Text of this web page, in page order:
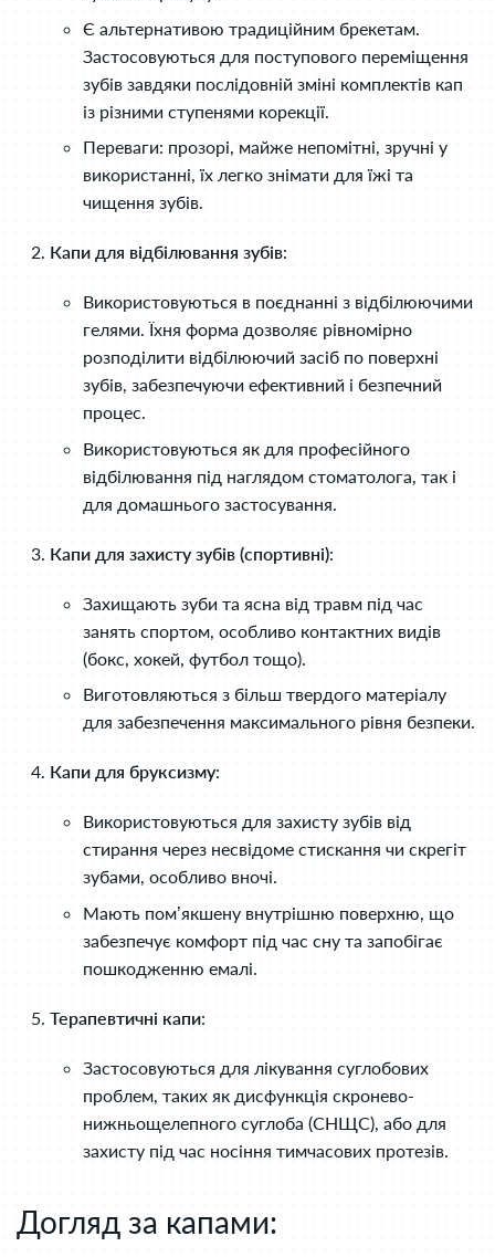
Є альтернативою традиційним брекетам.
Застосовуються для поступового переміщення
зубів завдяки послідовній зміні комплектів кап
із різними ступенями корекції.
Переваги: прозорі, майже непомітні, зручні у
використанні, їх легко знімати для їжі та
чищення зубів.
Капи для відбілювання зубів:
Використовуються в поєднанні з відбілюючими
гелями. Їхня форма дозволяє рівномірно
розподілити відбілюючий засіб по поверхні
зубів, забезпечуючи ефективний і безпечний
процес.
Використовуються як для професійного
відбілювання під наглядом стоматолога, так і
для домашнього застосування.
Капи для захисту зубів (спортивні):
Захищають зуби та ясна від травм під час
занять спортом, особливо контактних видів
(бокс, хокей, футбол тощо).
Виготовляються з більш твердого матеріалу
для забезпечення максимального рівня безпеки.
Капи для бруксизму:
Використовуються для захисту зубів від
стирання через несвідоме стискання чи скрегіт
зубами, особливо вночі.
Мають пом’якшену внутрішню поверхню, що
забезпечує комфорт під час сну та запобігає
пошкодженню емалі.
Терапевтичні капи:
Застосовуються для лікування суглобових
проблем, таких як дисфункція скронево-
нижньощелепного суглоба (СНЩС), або для
захисту під час носіння тимчасових протезів.
Догляд за капами: